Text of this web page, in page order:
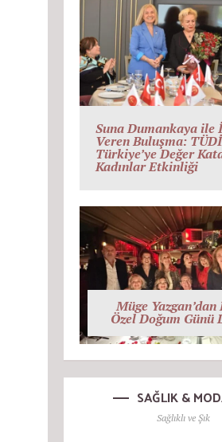
Suna Dumankaya ile
Veren Buluşma:
Türkiye’ye Değer
Kadınlar Etkinliği
Müge Yazgan’dan
Özel Doğum Günü
SAĞLIK &
Sağlıklı ve Şık